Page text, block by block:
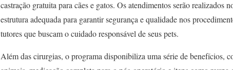
castração gratuita para cães e gatos. Os atendimentos serão
estrutura adequada para garantir segurança e qualidade nos
tutores que buscam o cuidado responsável de seus pets.
Além das cirurgias, o programa disponibiliza uma série de benefícios,